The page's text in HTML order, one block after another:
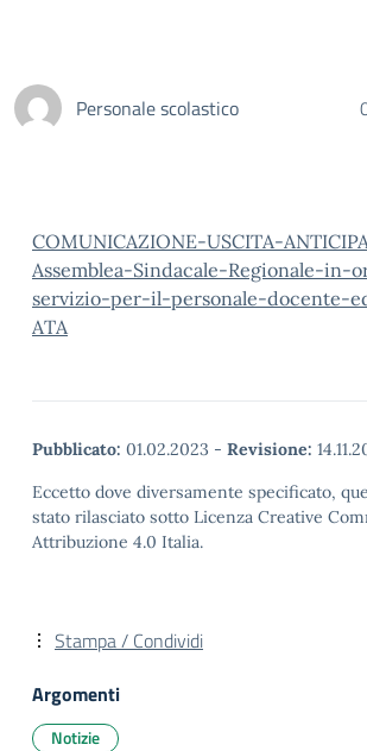
Personale scolastico
COMUNICAZIONE-USCITA-
Assemblea-Sindacale-Regionale-in-
servizio-per-il-personale-docente-
ATA
Pubblicato: 01.02.2023 - Revisione:
Eccetto dove diversamente specificato,
stato rilasciato sotto Licenza Creative
Attribuzione 4.0 Italia.
Stampa / Condividi
Argomenti
Notizie